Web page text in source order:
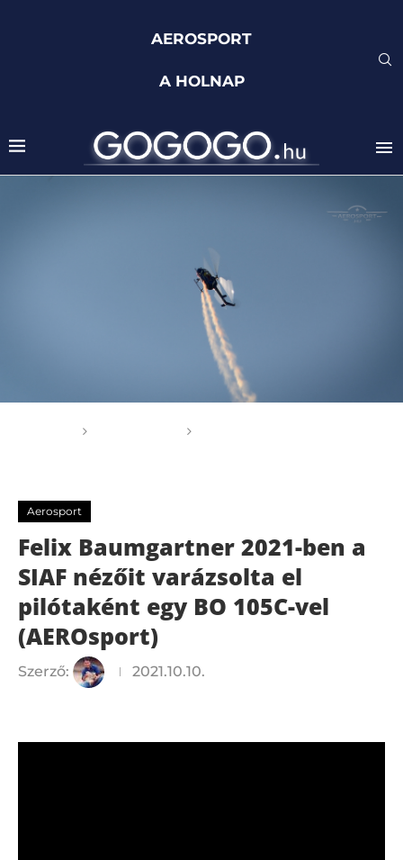
AEROSPORT
A HOLNAP
Aerosport
Felix Baumgartner 2021-ben a
SIAF nézőit varázsolta el
pilótaként egy BO 105C-vel
(AEROsport)
Szerző: 2021.10.10.